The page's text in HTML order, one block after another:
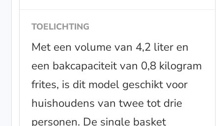
Met een volume van 4,2 liter en
een bakcapaciteit van 0,8 kilogram
frites, is dit model geschikt voor
huishoudens van twee tot drie
personen. De single basket